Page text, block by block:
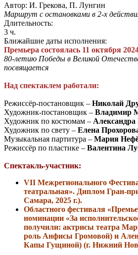
Автор: И. Грекова, П. Лунгин
Маршрут с остановками в 2-х
Длительность:
3 ч.
Ближайшие даты исполнения:
Премьера состоялась 11 октября
80-летию Победы в Великой
посвящается
Над спектаклем работали:
Режиссёр-постановщик – Николай
Художник-постановщик – Владимир
Художник по костюмам –
Художник по свету – Елена
Музыкальная партитура – Мария
Режиссёр по пластике – Валентина
Спектакль-участник:
VII Межрегионального
театральная». Диплом Гран-
Самара, 2025 г.).
Областного фестиваля
номинации «За
получили: актрисы театра
роль Анфисы Громовой) и
Капы Гущиной) (г. Нижний